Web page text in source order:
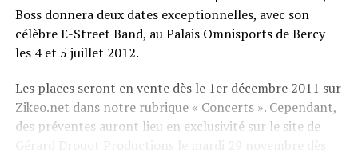
Boss donnera deux dates exceptionnelles, avec son
célèbre E-Street Band, au Palais Omnisports de Bercy
les 4 et 5 juillet 2012.
Les places seront en vente dès le 1er décembre 2011 sur
Zikeo.net dans notre rubrique « Concerts ». Cependant,
des préventes auront lieu en exclusivité sur le site de